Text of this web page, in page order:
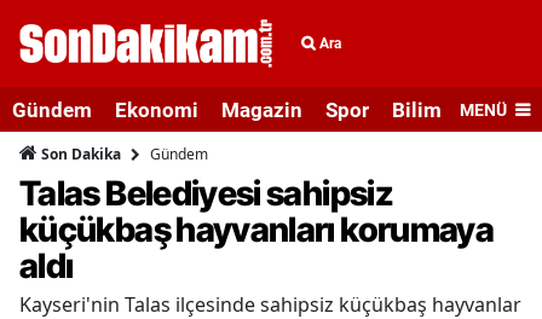
Ara
Gündem Ekonomi Magazin Spor Bilim veMENÜ
Son Dakika Gündem
Talas Belediyesi sahipsiz
küçükbaş hayvanları korumaya
aldı
Kayseri'nin Talas ilçesinde sahipsiz küçükbaş hayvanlar